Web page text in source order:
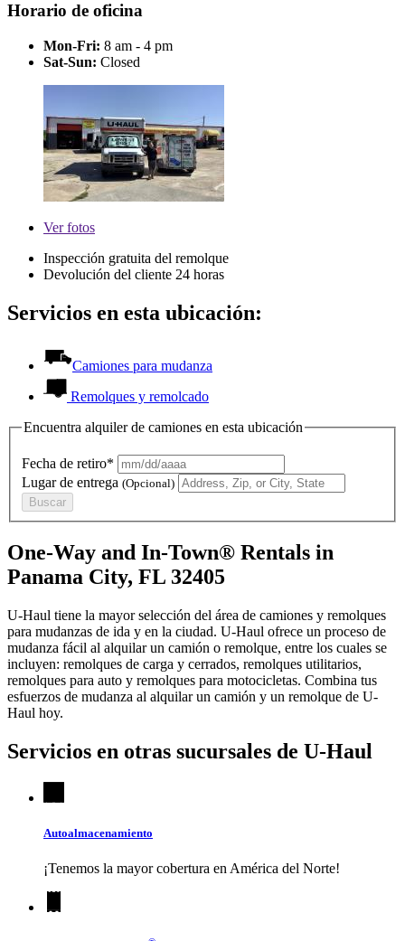
Horario de oficina
Mon-Fri: 8 am - 4 pm
Sat-Sun: Closed
Verfotos
Inspección gratuita del remolque
Devolución del cliente 24 horas
Servicios en esta ubicación:
Camiones para mudanza
Remolques y remolcado
Encuentra alquiler de camiones en esta ubicación
Fecha de retiro*
Lugar de entrega (Opcional)
Buscar
One-Way and In-Town® Rentals in
Panama City, FL 32405
U-Haul tiene la mayor selección del área de camiones y remolques
para mudanzas de ida y en la ciudad. U-Haul ofrece un proceso de
mudanza fácil al alquilar un camión o remolque, entre los cuales se
incluyen: remolques de carga y cerrados, remolques utilitarios,
remolques para auto y remolques para motocicletas. Combina tus
esfuerzos de mudanza al alquilar un camión y un remolque de U-
Haul hoy.
Servicios en otras sucursales de U-Haul
Autoalmacenamiento
¡Tenemos la mayor cobertura en América del Norte!